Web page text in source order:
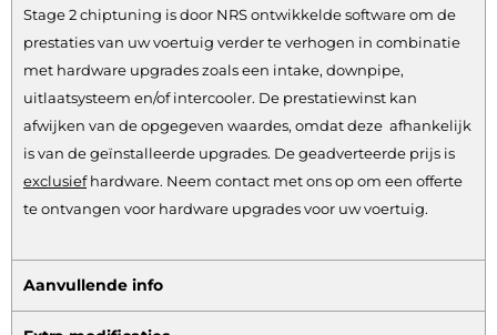
Stage 2 chiptuning is door NRS ontwikkelde software om de
prestaties van uw voertuig verder te verhogen in combinatie
met hardware upgrades zoals een intake, downpipe,
uitlaatsysteem en/of intercooler. De prestatiewinst kan
afwijken van de opgegeven waardes, omdat deze afhankelijk
is van de geïnstalleerde upgrades. De geadverteerde prijs is
exclusiefhardware. Neem contact met ons op om een offerte
te ontvangen voor hardware upgrades voor uw voertuig.
Aanvullende info